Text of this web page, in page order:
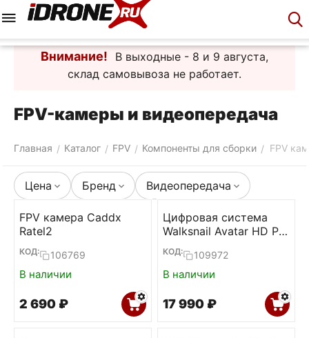
Внимание!
В выходные - 8 и 9 августа,
склад самовывоза не работает.
FPV-камеры и видеопередача
Главная / Каталог / FPV / Компоненты для сборки / FPV
Цена Бренд Видеопередача
FPV камера Caddx
Ratel2
КОД: 106769
В наличии
2 690 ₽
Цифровая система
Walksnail Avatar HD Pro
Kit
КОД: 109972
В наличии
17 990 ₽
Корзина